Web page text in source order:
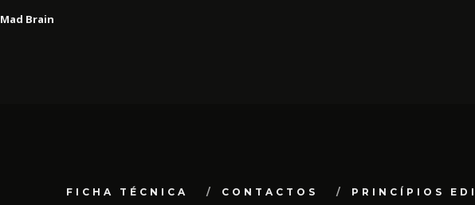
Mad Brain
FICHA TÉCNICA CONTACTOS PRINCÍPIOS